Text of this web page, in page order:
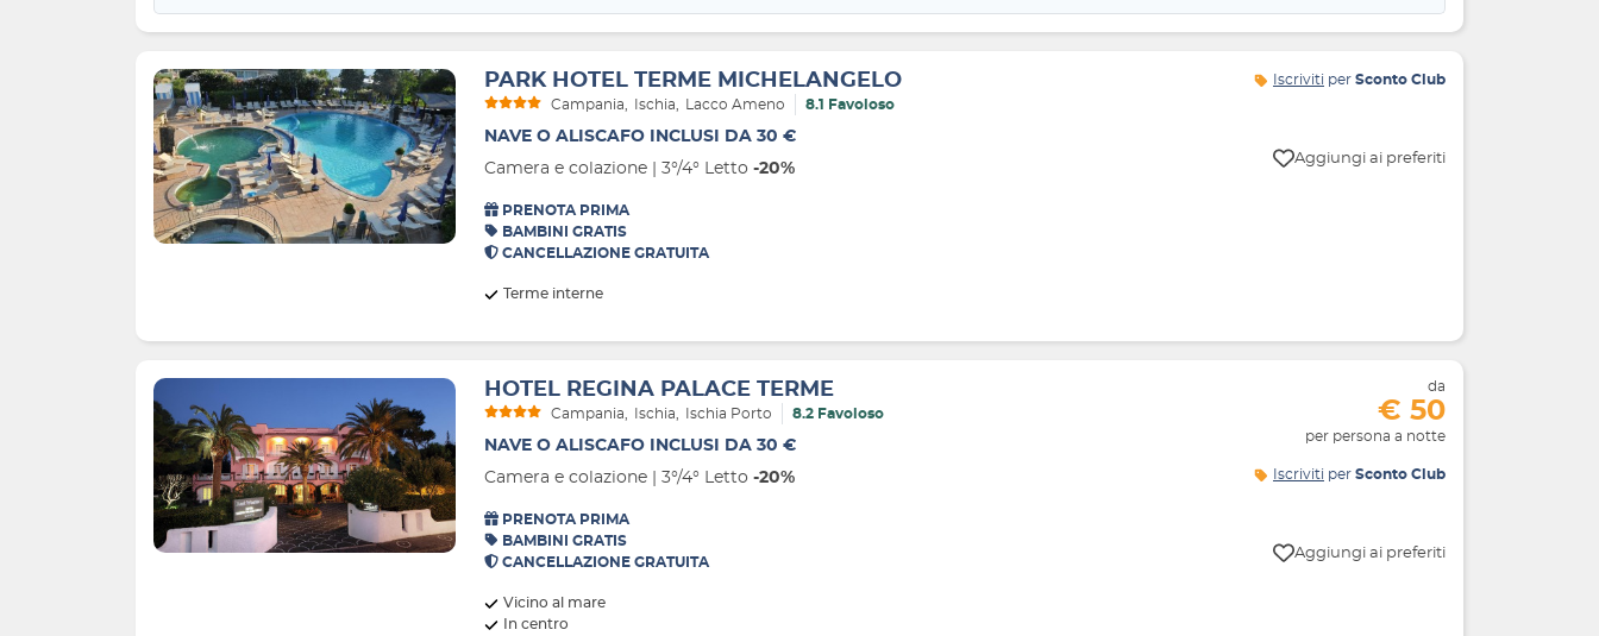
PARK HOTEL TERME MICHELANGELO
Campania Ischia Lacco Ameno 8.1 Favoloso
NAVE O ALISCAFO INCLUSI DA 30 €
Camera e colazione | 3°/4° Letto -20%
PRENOTA PRIMA
BAMBINI GRATIS
CANCELLAZIONE GRATUITA
Terme interne
Iscriviti per Sconto Club
Aggiungi ai preferiti
HOTEL REGINA PALACE TERME
Campania Ischia Ischia Porto 8.2 Favoloso
NAVE O ALISCAFO INCLUSI DA 30 €
Camera e colazione | 3°/4° Letto -20%
PRENOTA PRIMA
BAMBINI GRATIS
CANCELLAZIONE GRATUITA
Vicino al mare
In centro
da
€ 50
per persona a notte
Iscriviti per Sconto Club
Aggiungi ai preferiti